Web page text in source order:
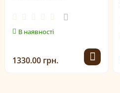
В наявності
1330.00 грн.